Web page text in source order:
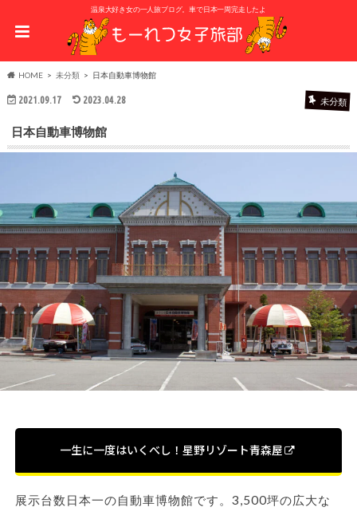
温泉大好き女の一人旅ブログ。車で日本一周完走したよ
HOME 未分類 日本自動車博物館
2021.09.17 2023.04.28 未分類
日本自動車博物館
一生に一度はいくべし！星野リゾート青森屋
展示台数日本一の自動車博物館です。3,500坪の広大な